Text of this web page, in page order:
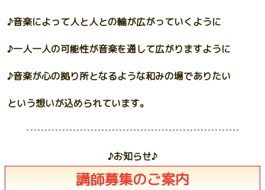
♪音楽によって人と人との輪が広がっていくように
♪一人一人の可能性が音楽を通して広がりますように
♪音楽が心の拠り所となるような和みの場でありたい
という想いが込められています。
♪お知らせ♪
講師募集のご案内